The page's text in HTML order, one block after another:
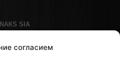
согласием
SIA
, эл. почта: info@nanogo.lv